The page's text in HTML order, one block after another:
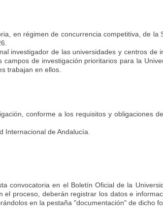
en régimen de concurrencia competitiva, de la
investigador de las universidades y centros de
de investigación prioritarios para la
trabajan en ellos.
conforme a los requisitos y obligaciones
Internacional de Andalucía.
convocatoria en el Boletín Oficial de la
el proceso, deberán registrar los datos e
en la pestaña "documentación" de dicho